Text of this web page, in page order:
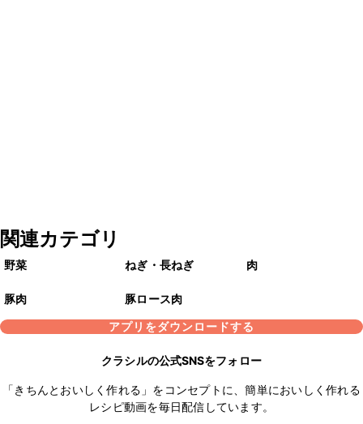
関連カテゴリ
野菜 ねぎ・長ねぎ 肉
豚肉
豚ロース肉
アプリをダウンロードする
クラシルの公式SNSをフォロー
「きちんとおいしく作れる」をコンセプトに、簡単においしく作れる
レシピ動画を毎日配信しています。